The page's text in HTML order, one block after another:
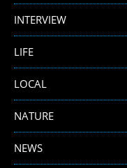
INTERVIEW
LIFE
LOCAL
NATURE
NEWS